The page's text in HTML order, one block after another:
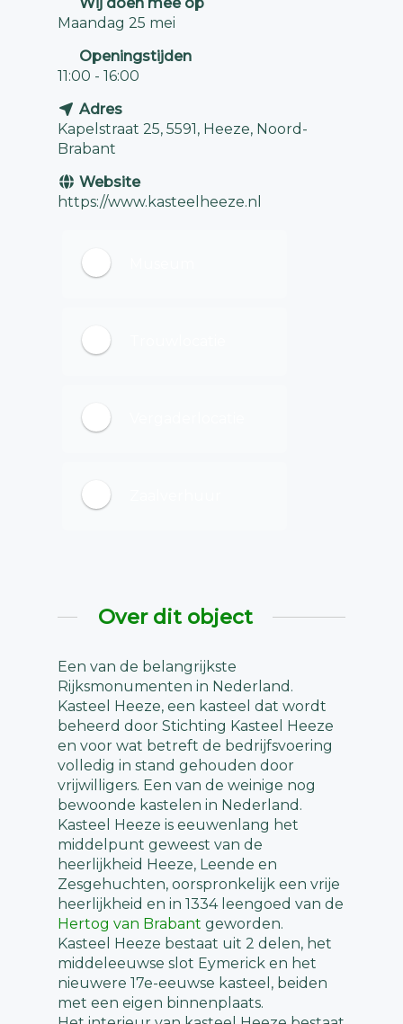
Wij doen mee op
Maandag 25 mei
Openingstijden
11:00 - 16:00
Adres
Kapelstraat 25, 5591, Heeze, Noord-
Brabant
Website
https://www.kasteelheeze.nl
Over dit object
Een van de belangrijkste
Rijksmonumenten in Nederland.
Kasteel Heeze, een kasteel dat wordt
beheerd door Stichting Kasteel Heeze
en voor wat betreft de bedrijfsvoering
volledig in stand gehouden door
vrijwilligers. Een van de weinige nog
bewoonde kastelen in Nederland.
Kasteel Heeze is eeuwenlang het
middelpunt geweest van de
heerlijkheid Heeze, Leende en
Zesgehuchten, oorspronkelijk een vrije
heerlijkheid en in 1334 leengoed van de
Hertog van Brabant geworden.
Kasteel Heeze bestaat uit 2 delen, het
middeleeuwse slot Eymerick en het
nieuwere 17e-eeuwse kasteel, beiden
met een eigen binnenplaats.